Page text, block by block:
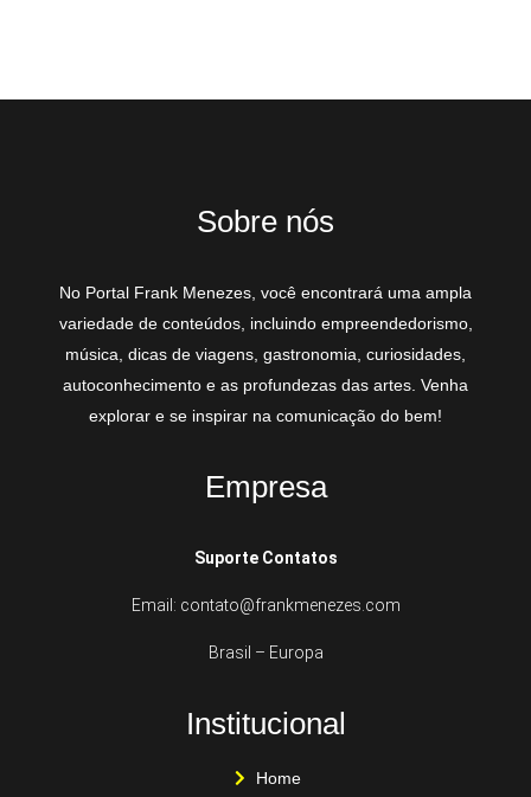
Sobre nós
No Portal Frank Menezes, você encontrará uma ampla
variedade de conteúdos, incluindo empreendedorismo,
música, dicas de viagens, gastronomia, curiosidades,
autoconhecimento e as profundezas das artes. Venha
explorar e se inspirar na comunicação do bem!
Empresa
Suporte Contatos
Email: contato@frankmenezes.com
Brasil – Europa
Institucional
Home